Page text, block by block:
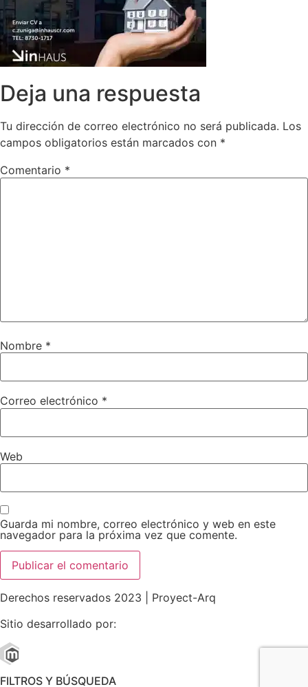
Deja una respuesta
Tu dirección de correo electrónico no será publicada. Los
campos obligatorios están marcados con *
Comentario *
Nombre *
Correo electrónico *
Web
Guarda mi nombre, correo electrónico y web en este
navegador para la próxima vez que comente.
Derechos reservados 2023 | Proyect-Arq
Sitio desarrollado por:
FILTROS Y BÚSQUEDA